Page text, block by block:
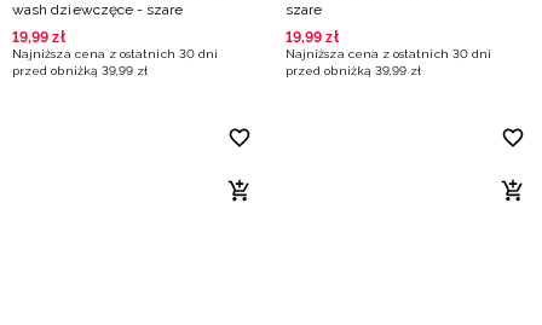
wash dziewczęce - szare
19,99 zł
Najniższa cena z ostatnich 30 dni
przed obniżką 39,99 zł
szare
19,99 zł
Najniższa cena z ostatnich 30 dni
przed obniżką 39,99 zł